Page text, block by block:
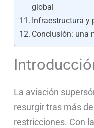
global
Infraestructura y
Conclusión: una
La aviación
resurgir tras más
restricciones. Con